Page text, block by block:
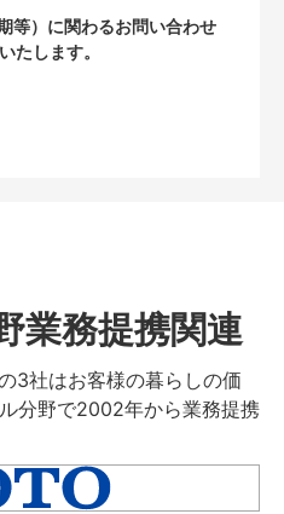
等）に関わるお問い合わせ
たします。
業務提携関連
3社はお客様の暮らしの価
分野で2002年から業務提携